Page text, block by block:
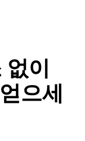
없이
으세